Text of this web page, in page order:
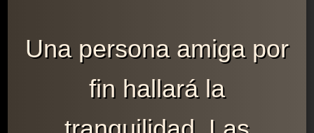
Una persona amiga por
fin hallará la